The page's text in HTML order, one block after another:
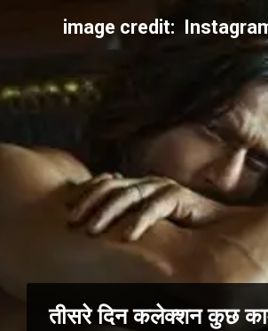
तीसरे दिन कलेक्शन कुछ
image credit: